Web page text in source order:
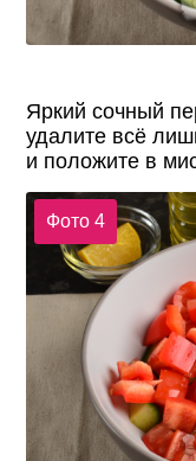
Яркий сочный
удалите всё
и положите в
Фото 4